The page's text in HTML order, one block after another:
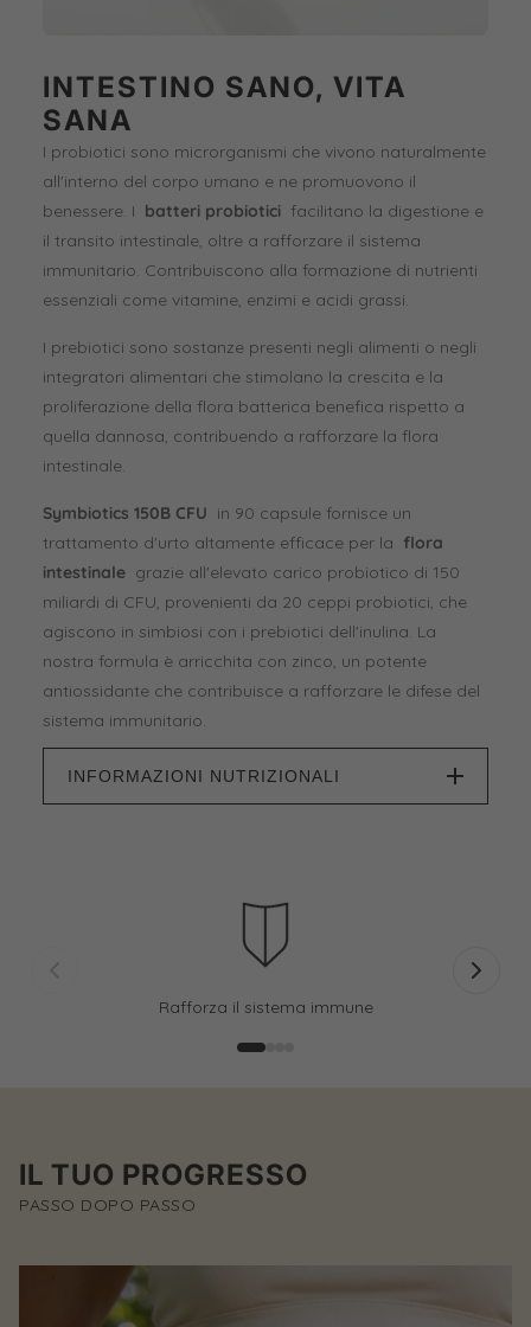
INTESTINO SANO, VITA
SANA
I probiotici sono microrganismi che vivono naturalmente
all'interno del corpo umano e ne promuovono il
benessere. I batteri probiotici facilitano la digestione e
il transito intestinale, oltre a rafforzare il sistema
immunitario. Contribuiscono alla formazione di nutrienti
essenziali come vitamine, enzimi e acidi grassi.
I prebiotici sono sostanze presenti negli alimenti o negli
integratori alimentari che stimolano la crescita e la
proliferazione della flora batterica benefica rispetto a
quella dannosa, contribuendo a rafforzare la flora
intestinale.
Symbiotics 150B CFU in 90 capsule fornisce un
trattamento d'urto altamente efficace per la flora
intestinale grazie all'elevato carico probiotico di 150
miliardi di CFU, provenienti da 20 ceppi probiotici, che
agiscono in simbiosi con i prebiotici dell'inulina. La
nostra formula è arricchita con zinco, un potente
antiossidante che contribuisce a rafforzare le difese del
sistema immunitario.
INFORMAZIONI NUTRIZIONALI
Rafforza il sistema immune
IL TUO PROGRESSO
PASSO DOPO PASSO